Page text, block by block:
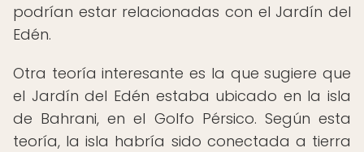
podrían estar relacionadas con el Jardín del
Edén.
Otra teoría interesante es la que sugiere que
el Jardín del Edén estaba ubicado en la isla
de Bahrani, en el Golfo Pérsico. Según esta
teoría, la isla habría sido conectada a tierra